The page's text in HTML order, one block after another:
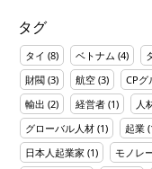
タグ
タイ (8) ベトナム (4)
財閥 (3) 航空 (3) CPグ
輸出 (2) 経営者 (1) 人
グローバル人材 (1) 起業
日本人起業家 (1) モノレ